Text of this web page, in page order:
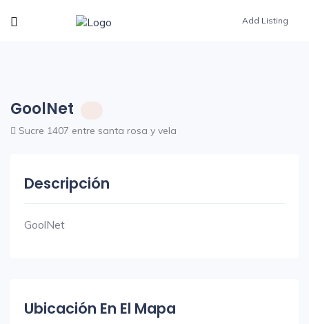
Add Listing
GoolNet
Sucre 1407 entre santa rosa y vela
Descripción
GoolNet
Ubicación En El Mapa